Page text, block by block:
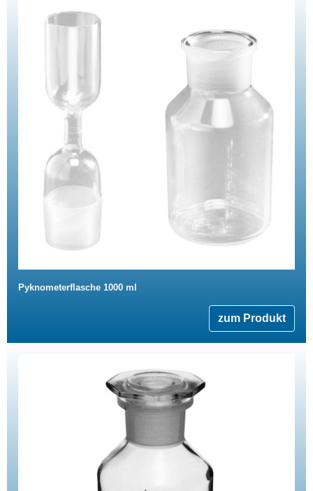
Pyknometerflasche 1000 ml
zum Produkt